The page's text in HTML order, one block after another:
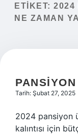
Yasal Uyarı
ETIKET: 2024
NE ZAMAN
Tarih: Şubat 27, 2025
2024 pansiyon
kalıntısı için